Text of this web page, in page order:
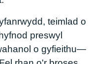
teimlad o
preswyl
o gyfieithu—